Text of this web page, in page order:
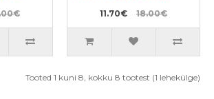
kleebistega plakat
11.70€ 18.00€
Tooted 1 kuni 8, kokku 8 tootest (1 lehekülge)